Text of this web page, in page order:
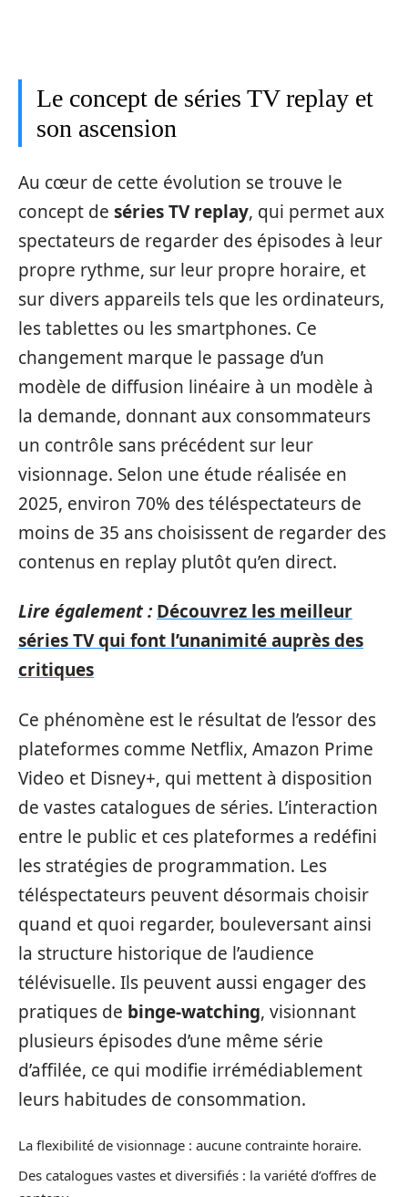
Le concept de séries TV replay et
son ascension
Au cœur de cette évolution se trouve le
concept de séries TV replay, qui permet aux
spectateurs de regarder des épisodes à leur
propre rythme, sur leur propre horaire, et
sur divers appareils tels que les ordinateurs,
les tablettes ou les smartphones. Ce
changement marque le passage d’un
modèle de diffusion linéaire à un modèle à
la demande, donnant aux consommateurs
un contrôle sans précédent sur leur
visionnage. Selon une étude réalisée en
2025, environ 70% des téléspectateurs de
moins de 35 ans choisissent de regarder des
contenus en replay plutôt qu’en direct.
Lire également : Découvrez les meilleur
séries TV qui font l’unanimité auprès des
critiques
Ce phénomène est le résultat de l’essor des
plateformes comme Netflix, Amazon Prime
Video et Disney+, qui mettent à disposition
de vastes catalogues de séries. L’interaction
entre le public et ces plateformes a redéfini
les stratégies de programmation. Les
téléspectateurs peuvent désormais choisir
quand et quoi regarder, bouleversant ainsi
la structure historique de l’audience
télévisuelle. Ils peuvent aussi engager des
pratiques de binge-watching, visionnant
plusieurs épisodes d’une même série
d’affilée, ce qui modifie irrémédiablement
leurs habitudes de consommation.
La flexibilité de visionnage : aucune contrainte horaire.
Des catalogues vastes et diversifiés : la variété d’offres de